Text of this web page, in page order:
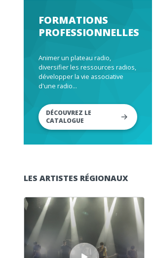
FORMATIONS
PROFESSIONNELLES
Animer un plateau radio,
diversifier les ressources radios,
développer la vie associative
d'une radio...
DÉCOUVREZ LE
CATALOGUE
LES ARTISTES RÉGIONAUX
Lecteur audio